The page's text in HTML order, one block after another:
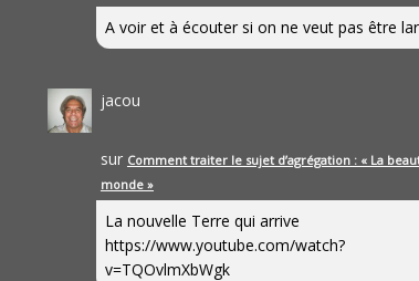
A voir et à écouter si on ne veut pas être
jacou
sur Comment traiter le sujet d’agrégation : « La
monde »
La nouvelle Terre qui arrive
https://www.youtube.com/watch?
v=TQOvlmXbWgk